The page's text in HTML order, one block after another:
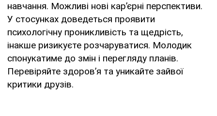
навчання. Можливі нові кар’єрні перспективи.
У стосунках доведеться проявити
психологічну проникливість та щедрість,
інакше ризикуєте розчаруватися. Молодик
спонукатиме до змін і перегляду планів.
Перевіряйте здоров’я та уникайте зайвої
критики друзів.